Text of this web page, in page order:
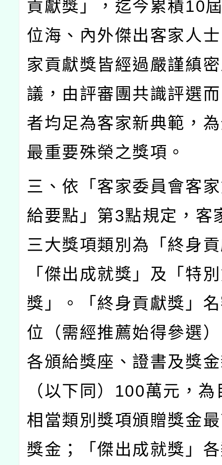
貢獻獎」，迄今累積10
位海、內外傑出客家人
家貢獻獎皆經過嚴謹縝
議，由評審團共識評選
者均足為客家新典範，
最重要殊榮之獎項。
三、依「客家委員會客
給要點」第3點規定，客
三大獎項類別為「終身
「傑出成就獎」及「特
獎」。「終身貢獻獎」
位（需經推薦始得參選
各頒給獎座、證書及獎
（以下同） 100萬元，為
相當類別獎項頒贈獎金
獎金；「傑出成就獎」